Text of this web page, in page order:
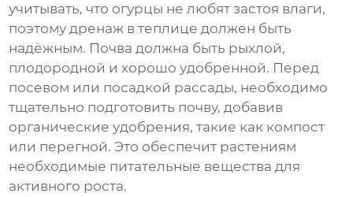
учитывать, что огурцы не любят застоя влаги,
поэтому дренаж в теплице должен быть
надёжным. Почва должна быть рыхлой,
плодородной и хорошо удобренной. Перед
посевом или посадкой рассады, необходимо
тщательно подготовить почву, добавив
органические удобрения, такие как компост
или перегной. Это обеспечит растениям
необходимые питательные вещества для
активного роста.